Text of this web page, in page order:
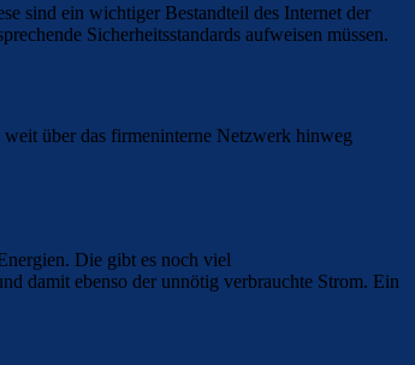
sind ein wichtiger Bestandteil des Internet der
Sicherheitsstandards aufweisen müssen.
über das firmeninterne Netzwerk hinweg
Die gibt es noch viel
damit ebenso der unnötig verbrauchte Strom. Ein